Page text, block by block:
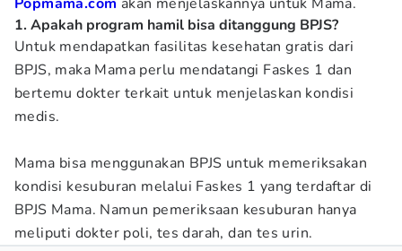
1. Apakah program hamil bisa ditanggung BPJS?
Untuk mendapatkan fasilitas kesehatan gratis dari
BPJS, maka Mama perlu mendatangi Faskes 1 dan
bertemu dokter terkait untuk menjelaskan kondisi
medis.
Mama bisa menggunakan BPJS untuk memeriksakan
kondisi kesuburan melalui Faskes 1 yang terdaftar di
BPJS Mama. Namun pemeriksaan kesuburan hanya
meliputi dokter poli, tes darah, dan tes urin.